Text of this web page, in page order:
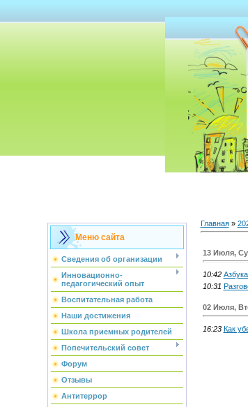
Меню сайта
Сведения об организации
Инновационно-
педагогический опыт
Воспитательная работа
Наши достижения
Школа приемных родителей
Попечительский совет
Форум
Отзывы
Антитеррор
Главная»
13 Июля,
10:42
10:31
02 Июля,
16:23 Как